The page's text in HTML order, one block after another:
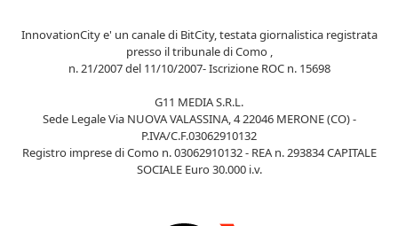
InnovationCity e' un canale di BitCity, testata giornalistica registrata
presso il tribunale di Como ,
n. 21/2007 del 11/10/2007- Iscrizione ROC n. 15698
G11 MEDIA S.R.L.
Sede Legale Via NUOVA VALASSINA, 4 22046 MERONE (CO) -
P.IVA/C.F.03062910132
Registro imprese di Como n. 03062910132 - REA n. 293834 CAPITALE
SOCIALE Euro 30.000 i.v.